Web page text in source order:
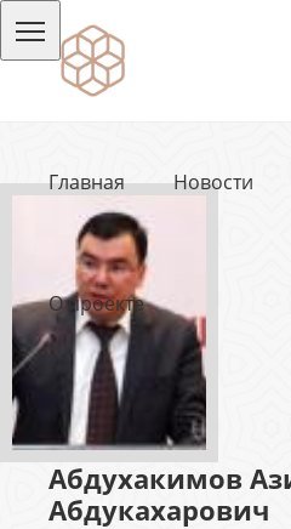
Главная Новости
О проекте
Абдухакимов
Абдукахарович